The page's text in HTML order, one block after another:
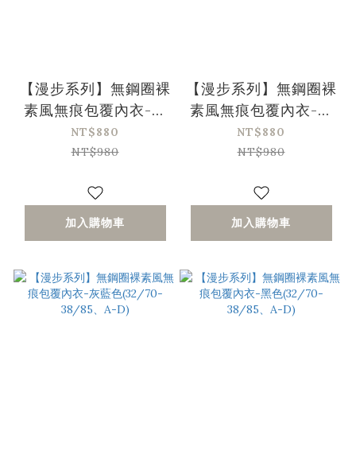
【漫步系列】無鋼圈裸
素風無痕包覆內衣-岩
紅色(32/70-38/85、
A-D)
NT$880
NT$980
加入購物車
【漫步系列】無鋼圈裸
素風無痕包覆內衣-膚
色(32/70-38/85、A-
D)
NT$880
NT$980
加入購物車